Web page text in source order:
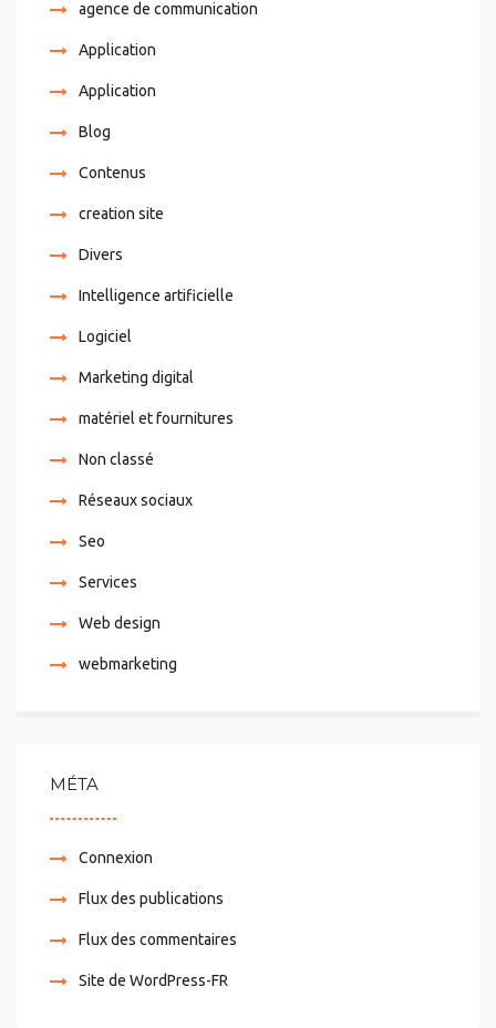
agence de communication
Application
Application
Blog
Contenus
creation site
Divers
Intelligence artificielle
Logiciel
Marketing digital
matériel et fournitures
Non classé
Réseaux sociaux
Seo
Services
Web design
webmarketing
MÉTA
Connexion
Flux des publications
Flux des commentaires
Site de WordPress-FR